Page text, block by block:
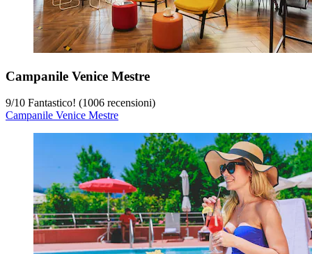
Campanile Venice Mestre
9/10 Fantastico! (1006 recensioni)
Campanile Venice Mestre